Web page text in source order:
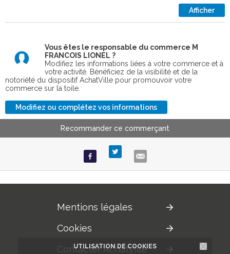
UTILISATION DE COOKIES
Afficher
Vous êtes le responsable du commerce M
FRANCOIS LIONEL ?
Modifiez les informations liées à votre commerce et à
votre activité. Bénéficiez de la visibilité et de la
notoriété du dispositif AchatVille pour promouvoir votre
commerce sur la toile.
Modifiez ou complétez vos informations
Recommander ce commerçant
Mentions légales
Cookies
Contacter AchatVille